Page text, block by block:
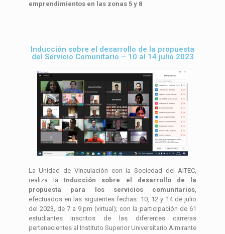
emprendimientos en las zonas 5 y 8.
Inducción sobre el desarrollo de la propuesta
del Servicio Comunitario – 10 al 14 julio 2023
La Unidad de Vinculación con la Sociedad del AITEC,
realiza la Inducción sobre el desarrollo de la
propuesta para los servicios comunitarios,
efectuados en las siguientes fechas: 10, 12 y 14 de julio
del 2023, de 7 a 9 pm (virtual); con la participación de 61
estudiantes inscritos de las diferentes carreras
pertenecientes al Instituto Superior Universitario Almirante